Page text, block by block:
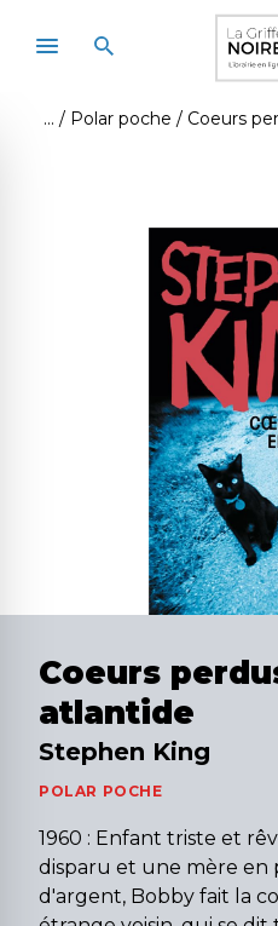
Polar poche Coeurs
Coeurs
atlantide
Stephen King
POLAR POCHE
1960 : Enfant triste et
disparu et une mère en
d'argent, Bobby fait la